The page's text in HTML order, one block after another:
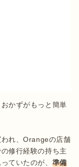
かずがもっと簡単
れ、Orangeの店舗
修行経験の持ち主
ていたのが、 準備